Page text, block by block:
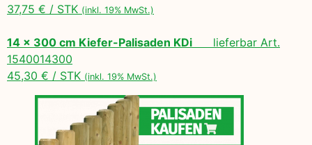
37,75 € / STK (inkl. 19% MwSt.)
14 x 300 cm Kiefer-Palisaden KDi lieferbar Art.
1540014300
45,30 € / STK (inkl. 19% MwSt.)